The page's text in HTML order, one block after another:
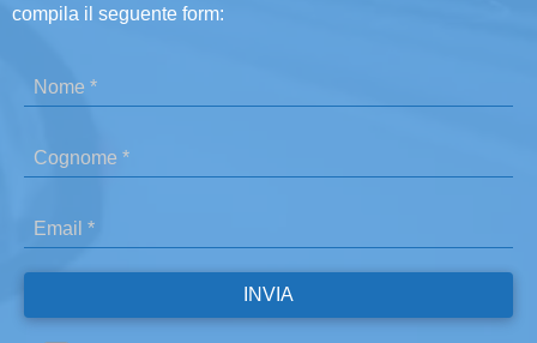
compila il seguente form: